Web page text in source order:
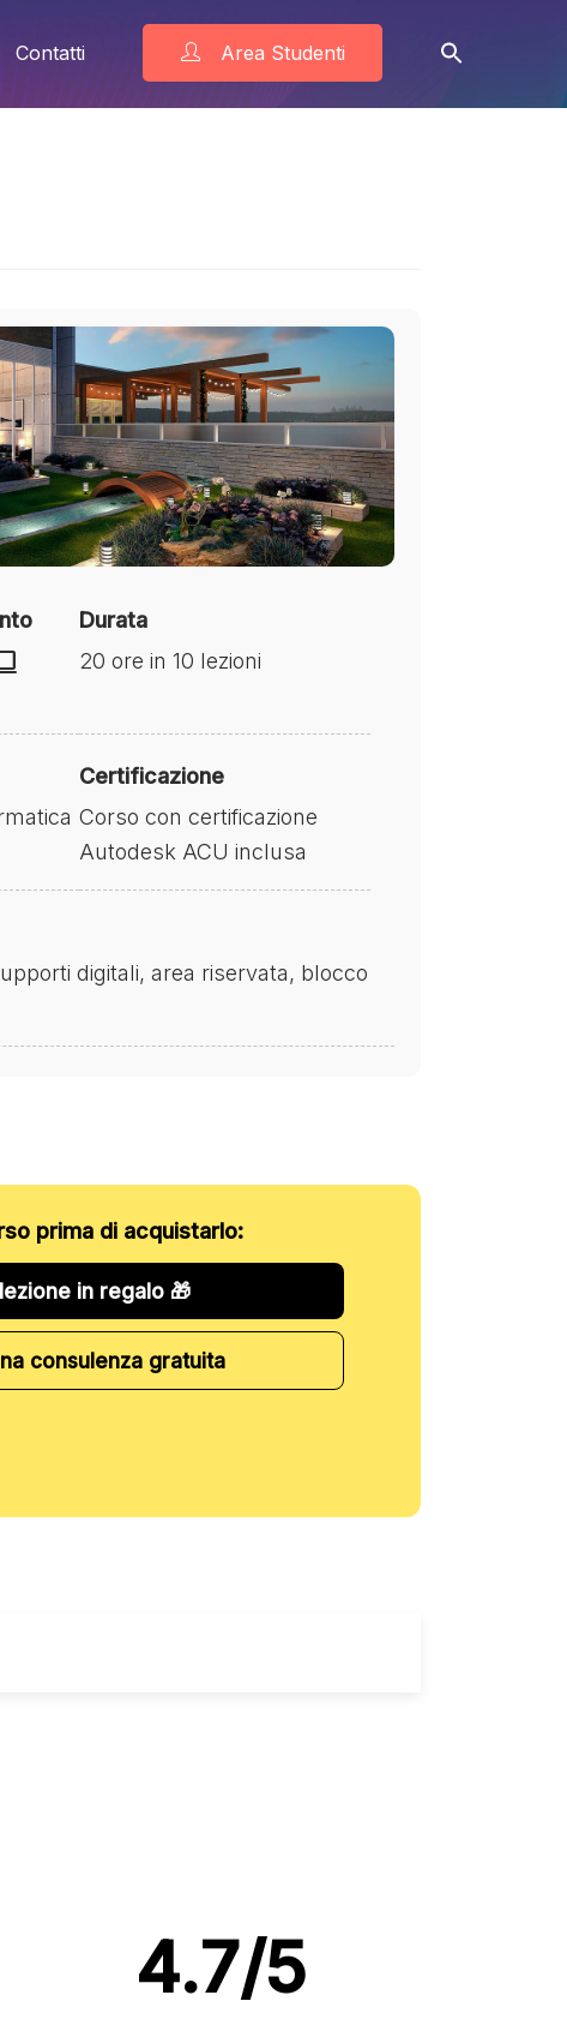
Contatti Area Studenti
Durata
20 ore in 10 lezioni
Certificazione
Corso con certificazione
Autodesk ACU inclusa
digitali, area riservata, blocco
prima di acquistarlo:
in regalo 🎁
consulenza gratuita
4.7/5